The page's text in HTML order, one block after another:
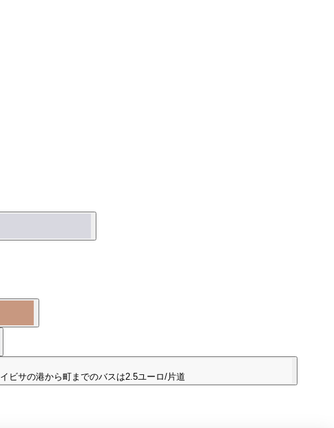
イビサの港から町までのバスは2.5ユーロ/片道